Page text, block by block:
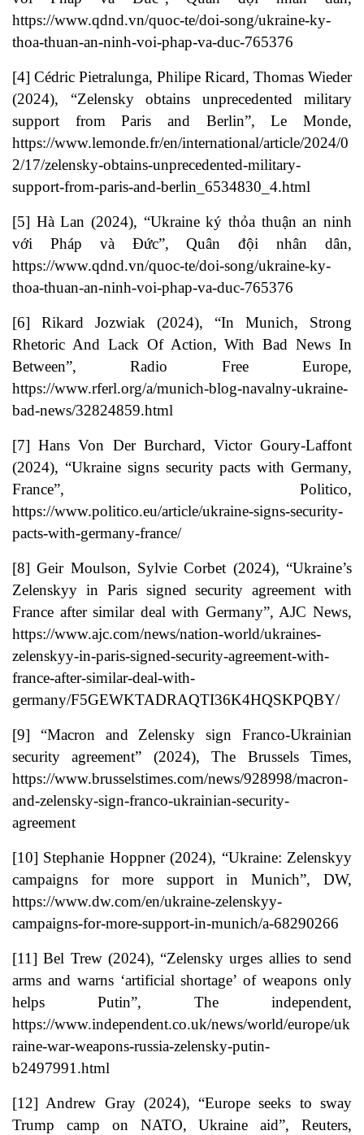
https://www.qdnd.vn/quoc-te/doi-song/ukraine-ky-
thoa-thuan-an-ninh-voi-phap-va-duc-765376
[4] Cédric Pietralunga, Philipe Ricard, Thomas Wieder
(2024), “Zelensky obtains unprecedented military
support from Paris and Berlin”, Le Monde,
https://www.lemonde.fr/en/international/article/2024/0
2/17/zelensky-obtains-unprecedented-military-
support-from-paris-and-berlin_6534830_4.html
[5] Hà Lan (2024), “Ukraine ký thỏa thuận an ninh
với Pháp và Đức”, Quân đội nhân dân,
https://www.qdnd.vn/quoc-te/doi-song/ukraine-ky-
thoa-thuan-an-ninh-voi-phap-va-duc-765376
[6] Rikard Jozwiak (2024), “In Munich, Strong
Rhetoric And Lack Of Action, With Bad News In
Between”, Radio Free Europe,
https://www.rferl.org/a/munich-blog-navalny-ukraine-
bad-news/32824859.html
[7] Hans Von Der Burchard, Victor Goury-Laffont
(2024), “Ukraine signs security pacts with Germany,
France”, Politico,
https://www.politico.eu/article/ukraine-signs-security-
pacts-with-germany-france/
[8] Geir Moulson, Sylvie Corbet (2024), “Ukraine’s
Zelenskyy in Paris signed security agreement with
France after similar deal with Germany”, AJC News,
https://www.ajc.com/news/nation-world/ukraines-
zelenskyy-in-paris-signed-security-agreement-with-
france-after-similar-deal-with-
germany/F5GEWKTADRAQTI36K4HQSKPQBY/
[9] “Macron and Zelensky sign Franco-Ukrainian
security agreement” (2024), The Brussels Times,
https://www.brusselstimes.com/news/928998/macron-
and-zelensky-sign-franco-ukrainian-security-
agreement
[10] Stephanie Hoppner (2024), “Ukraine: Zelenskyy
campaigns for more support in Munich”, DW,
https://www.dw.com/en/ukraine-zelenskyy-
campaigns-for-more-support-in-munich/a-68290266
[11] Bel Trew (2024), “Zelensky urges allies to send
arms and warns ‘artificial shortage’ of weapons only
helps Putin”, The independent,
https://www.independent.co.uk/news/world/europe/uk
raine-war-weapons-russia-zelensky-putin-
b2497991.html
[12] Andrew Gray (2024), “Europe seeks to sway
Trump camp on NATO, Ukraine aid”, Reuters,